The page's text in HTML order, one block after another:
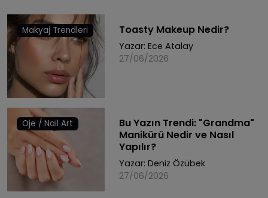
Makyaj Trendleri Toasty Makeup Nedir?
Yazar: Ece Atalay
27/06/2026
Oje / Nail Art
Bu Yazın Trendi: "Grandma"
Manikürü Nedir ve Nasıl
Yapılır?
Yazar: Deniz Özübek
27/06/2026